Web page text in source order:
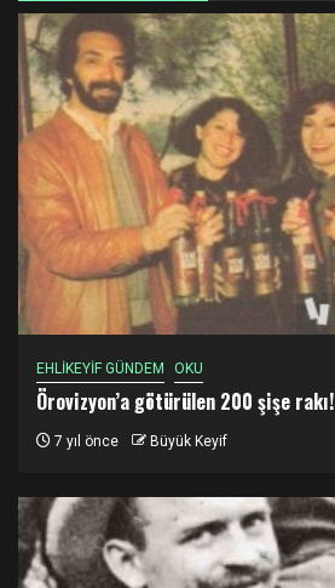
EHLİKEYİF GÜNDEM OKU
Örovizyon’a götürülen 200 şişe rakı!
7 yıl önce Büyük Keyif